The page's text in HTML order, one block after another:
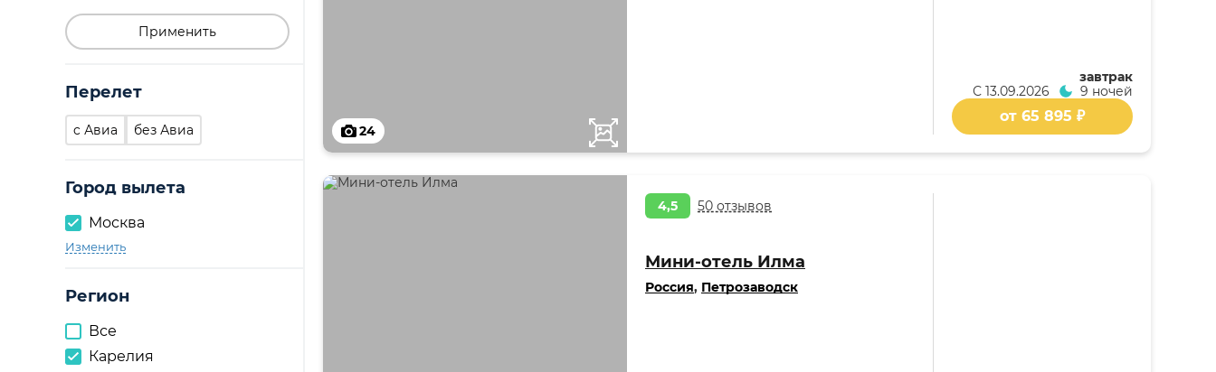
Применить
Перелет
c Авиа без Авиа
Город вылета
Москва
Изменить
Регион
Все
Карелия
24
завтрак
С 13.09.2026 9 ночей
от 65 895 ₽
4,5 50 отзывов
Мини-отель Илма
Россия, Петрозаводск